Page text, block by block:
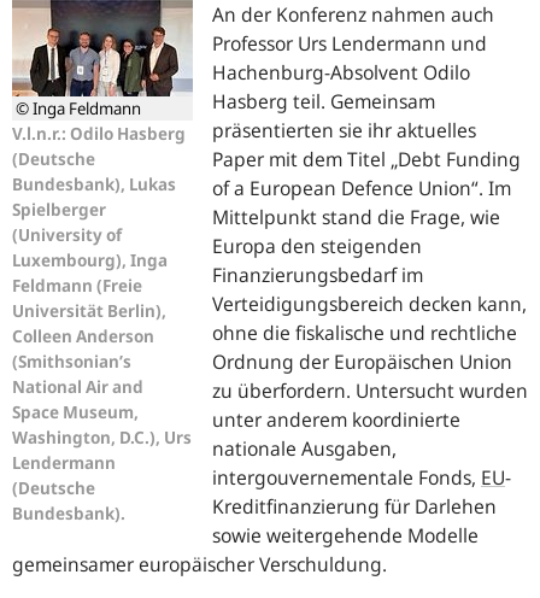
© Inga Feldmann
V.l.n.r.: Odilo Hasberg
(Deutsche
Bundesbank), Lukas
Spielberger
(University of
Luxembourg), Inga
Feldmann (Freie
Universität Berlin),
Colleen Anderson
(Smithsonian’s
National Air and
Space Museum,
Washington, D.C.), Urs
Lendermann
(Deutsche
Bundesbank).
An der Konferenz nahmen auch
Professor Urs Lendermann und
Hachenburg-Absolvent Odilo
Hasberg teil. Gemeinsam
präsentierten sie ihr aktuelles
Paper mit dem Titel „Debt Funding
of a European Defence Union“. Im
Mittelpunkt stand die Frage, wie
Europa den steigenden
Finanzierungsbedarf im
Verteidigungsbereich decken kann,
ohne die fiskalische und rechtliche
Ordnung der Europäischen Union
zu überfordern. Untersucht wurden
unter anderem koordinierte
nationale Ausgaben,
intergouvernementale Fonds, EU-
Kreditfinanzierung für Darlehen
sowie weitergehende Modelle
gemeinsamer europäischer Verschuldung.